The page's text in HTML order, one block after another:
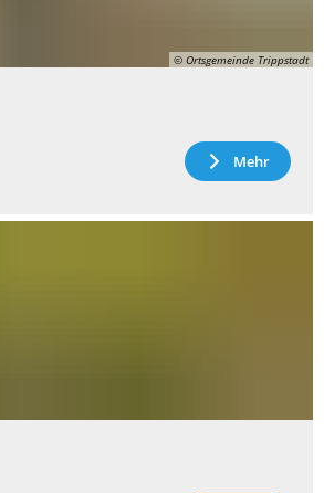
© Ortsgemeinde Trippstadt
Mehr